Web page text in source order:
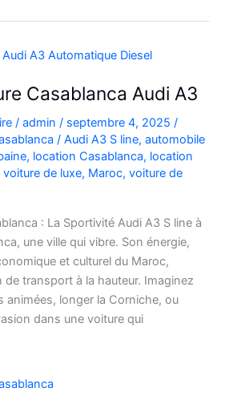
Casablanca Audi A3
/ admin / septembre 4, 2025 /
/ Audi A3 S line, automobile
, location Casablanca, location
de luxe, Maroc, voiture de
: La Sportivité Audi A3 S line à
une ville qui vibre. Son énergie,
et culturel du Maroc,
transport à la hauteur. Imaginez
animées, longer la Corniche, ou
dans une voiture qui